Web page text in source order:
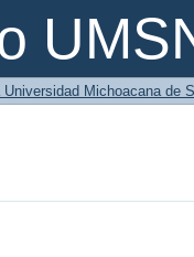
Michoacana de